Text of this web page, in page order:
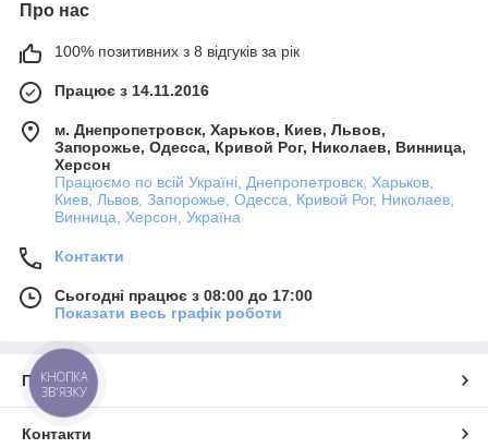
Про нас
100% позитивних з 8 відгуків за рік
Працює з 14.11.2016
м. Днепропетровск, Харьков, Киев, Львов,
Запорожье, Одесса, Кривой Рог, Николаев, Винница,
Херсон
Працюємо по всій Україні, Днепропетровск, Харьков,
Киев, Львов, Запорожье, Одесса, Кривой Рог, Николаев,
Винница, Херсон, Україна
Контакти
Сьогодні працює з 08:00 до 17:00
Показати весь графік роботи
Про нас
Контакти
КНОПКА
ЗВ'ЯЗКУ